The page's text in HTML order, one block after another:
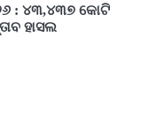
କରିବ ଲିଲି ଫୁଲ!